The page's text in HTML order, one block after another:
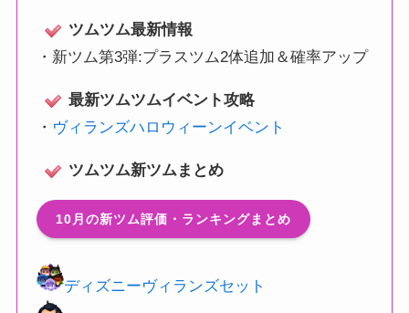
ツムツム最新情報
・ 新ツム第3弾:プラスツム2体追加＆確率アップ
最新ツムツムイベント攻略
・ ヴィランズハロウィーンイベント
ツムツム新ツムまとめ
10月の新ツム評価・ランキングまとめ
ディズニーヴィランズセット